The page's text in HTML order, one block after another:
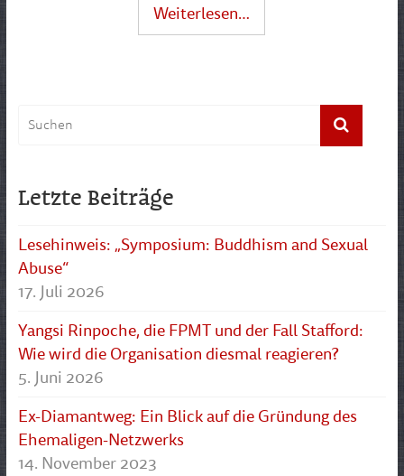
Weiterlesen…
Letzte Beiträge
Lesehinweis: „Symposium: Buddhism and Sexual
Abuse“
17. Juli 2026
Yangsi Rinpoche, die FPMT und der Fall Stafford:
Wie wird die Organisation diesmal reagieren?
5. Juni 2026
Ex-Diamantweg: Ein Blick auf die Gründung des
Ehemaligen-Netzwerks
14. November 2023